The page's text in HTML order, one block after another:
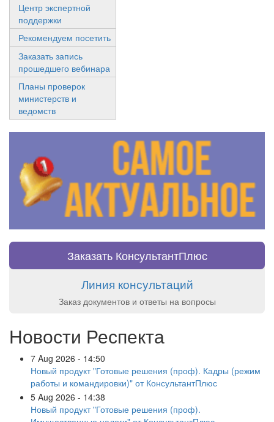
Центр экспертной
поддержки
Рекомендуем посетить
Заказать запись
прошедшего вебинара
Планы проверок
министерств и
ведомств
Заказать КонсультантПлюс
Линия консультаций
Заказ документов и ответы на вопросы
Новости Респекта
7 Aug 2026 - 14:50
Новый продукт "Готовые решения (проф). Кадры (режим
работы и командировки)" от КонсультантПлюс
5 Aug 2026 - 14:38
Новый продукт "Готовые решения (проф).